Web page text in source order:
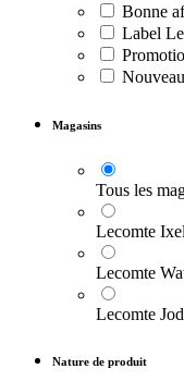
Bonne
Label
Magasins
Tous les
Lecomte
Lecomte
Lecomte
Nature de produit